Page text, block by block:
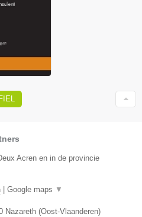
Acren en in de provincie
Google maps ▼
Nazareth (Oost-Vlaanderen)